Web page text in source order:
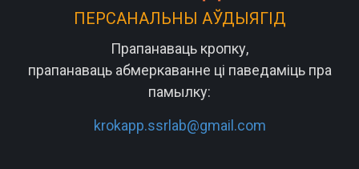
ПЕРСАНАЛЬНЫ АЎДЫЯГІД
Прапанаваць кропку,
прапанаваць абмеркаванне ці паведаміць пра
памылку:
krokapp.ssrlab@gmail.com